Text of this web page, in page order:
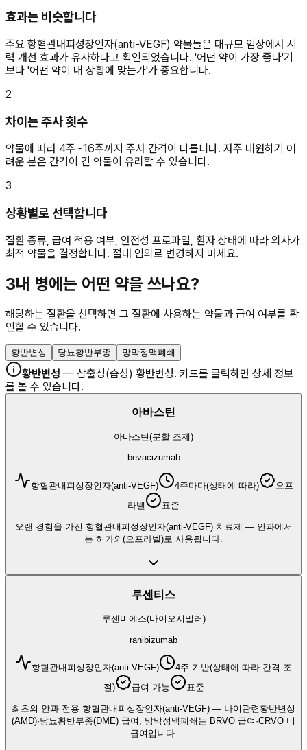
효과는 비슷합니다
주요 항혈관내피성장인자(anti-VEGF) 약물들은 대규모 임상에서 시
력 개선 효과가 유사하다고 확인되었습니다. '어떤 약이 가장 좋다'기
보다 '어떤 약이 내 상황에 맞는가'가 중요합니다.
2
차이는 주사 횟수
약물에 따라 4주~16주까지 주사 간격이 다릅니다. 자주 내원하기 어
려운 분은 간격이 긴 약물이 유리할 수 있습니다.
3
상황별로 선택합니다
질환 종류, 급여 적용 여부, 안전성 프로파일, 환자 상태에 따라 의사가
최적 약물을 결정합니다. 절대 임의로 변경하지 마세요.
3내 병에는 어떤 약을 쓰나요?
해당하는 질환을 선택하면 그 질환에 사용하는 약물과 급여 여부를 확
인할 수 있습니다.
황반변성 당뇨황반부종 망막정맥폐쇄
황반변성 — 삼출성(습성) 황반변성. 카드를 클릭하면 상세 정보
를 볼 수 있습니다.
아바스틴
아바스틴(분할 조제)
bevacizumab
항혈관내피성장인자(anti-VEGF) 4주마다(상태에 따라)
오프
라벨
표준
오랜 경험을 가진 항혈관내피성장인자(anti-VEGF) 치료제 — 안과에서
는 허가외(오프라벨)로 사용됩니다.
루센티스
루센비에스(바이오시밀러)
ranibizumab
항혈관내피성장인자(anti-VEGF)
4주 기반(상태에 따라 간격 조
절)
급여 가능 표준
최초의 안과 전용 항혈관내피성장인자(anti-VEGF) — 나이관련황반변성
(AMD)·당뇨황반부종(DME) 급여, 망막정맥폐쇄는 BRVO 급여·CRVO 비
급여입니다.